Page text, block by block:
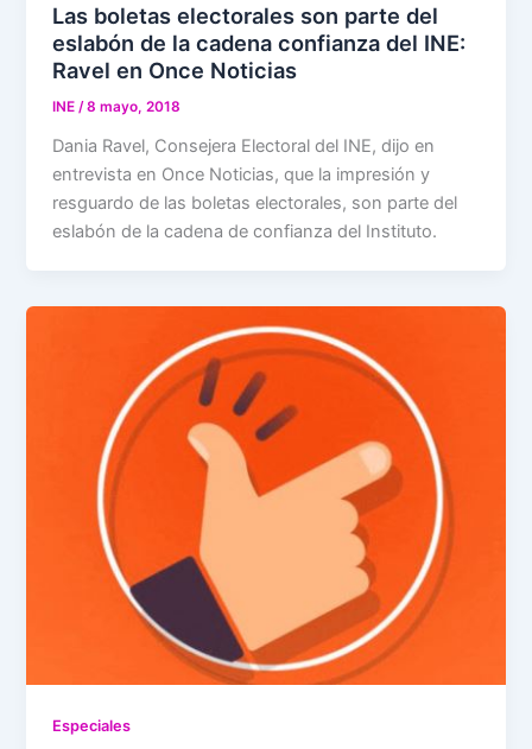
Las boletas electorales son parte del
eslabón de la cadena confianza del INE:
Ravel en Once Noticias
INE /8 mayo, 2018
Dania Ravel, Consejera Electoral del INE, dijo en
entrevista en Once Noticias, que la impresión y
resguardo de las boletas electorales, son parte del
eslabón de la cadena de confianza del Instituto.
Especiales